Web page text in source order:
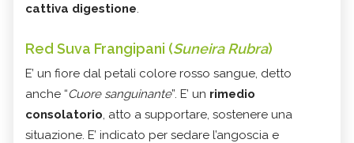
cattiva digestione.
Red Suva Frangipani (Suneira Rubra)
E’ un fiore dal petali colore rosso sangue, detto
anche “Cuore sanguinante”. E’ un rimedio
consolatorio, atto a supportare, sostenere una
situazione. E’ indicato per sedare l’angoscia e